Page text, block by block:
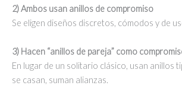
2) Ambos usan anillos de compromiso
Se eligen diseños discretos, cómodos y de
3) Hacen “anillos de pareja” como
En lugar de un solitario clásico, usan anillos
se casan, suman alianzas.